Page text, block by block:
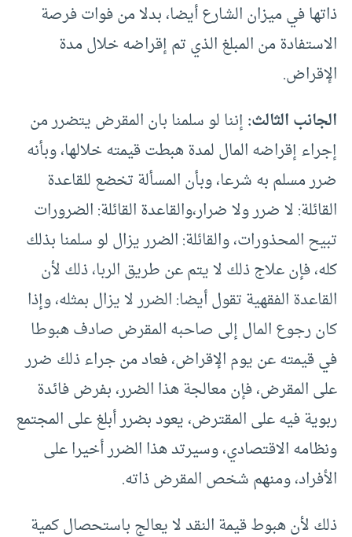
ذاتها في ميزان الشارع أيضا، بدلا من فوات فرصة
الاستفادة من المبلغ الذي تم إقراضه خلال مدة
الإقراض.
الجانب الثالث:إننا لو سلمنا بان المقرض يتضرر من
إجراء إقراضه المال لمدة هبطت قيمته خلالها، وبأنه
ضرر مسلم به شرعا، وبأن المسألة تخضع للقاعدة
القائلة: لا ضرر ولا ضرار،والقاعدة القائلة: الضرورات
تبيح المحذورات، والقائلة: الضرر يزال لو سلمنا بذلك
كله، فإن علاج ذلك لا يتم عن طريق الربا، ذلك لأن
القاعدة الفقهية تقول أيضا: الضرر لا يزال بمثله، وإذا
كان رجوع المال إلى صاحبه المقرض صادف هبوطا
في قيمته عن يوم الإقراض، فعاد من جراء ذلك ضرر
على المقرض، فإن معالجة هذا الضرر، بفرض فائدة
ربوية فيه على المقترض، يعود بضرر أبلغ على المجتمع
ونظامه الاقتصادي، وسيرتد هذا الضرر أخيرا على
الأفراد، ومنهم شخص المقرض ذاته.
ذلك لأن هبوط قيمة النقد لا يعالج باستحصال كمية